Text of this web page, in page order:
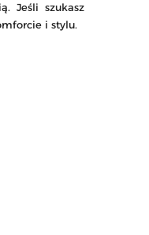
Jeśli szukasz
i stylu.